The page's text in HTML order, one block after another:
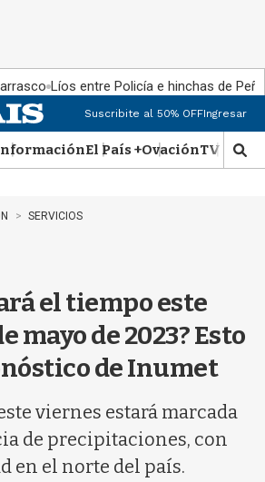
Líos entre Policía e hinchas de
Suscribite al 50% OFFIngresar
El País +OvaciónTV Show
M
o
q
SERVICIOS
el tiempo este
mayo de 2023? Esto
de Inumet
viernes estará marcada
de precipitaciones, con
en el norte del país.